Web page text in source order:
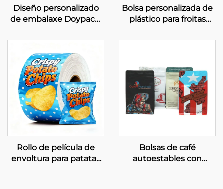
Diseño personalizado
de embalaxe Doypack,
para frutos secos
Bolsa personalizada de
plástico para froitas
aperitivos reciclable e
Rollo de película de
envoltura para patatas
Bolsas de café
autoestables con